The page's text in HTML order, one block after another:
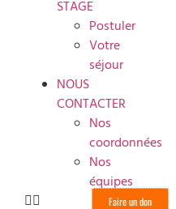
STAGE
Postuler
Votre
séjour
NOUS
CONTACTER
Nos
coordonnées
Nos
équipes
Faire un don